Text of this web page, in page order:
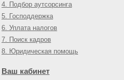
4. Подбор аутсорсинга
5. Господдержка
6. Уплата налогов
7. Поиск кадров
8. Юридическая помощь
Ваш кабинет